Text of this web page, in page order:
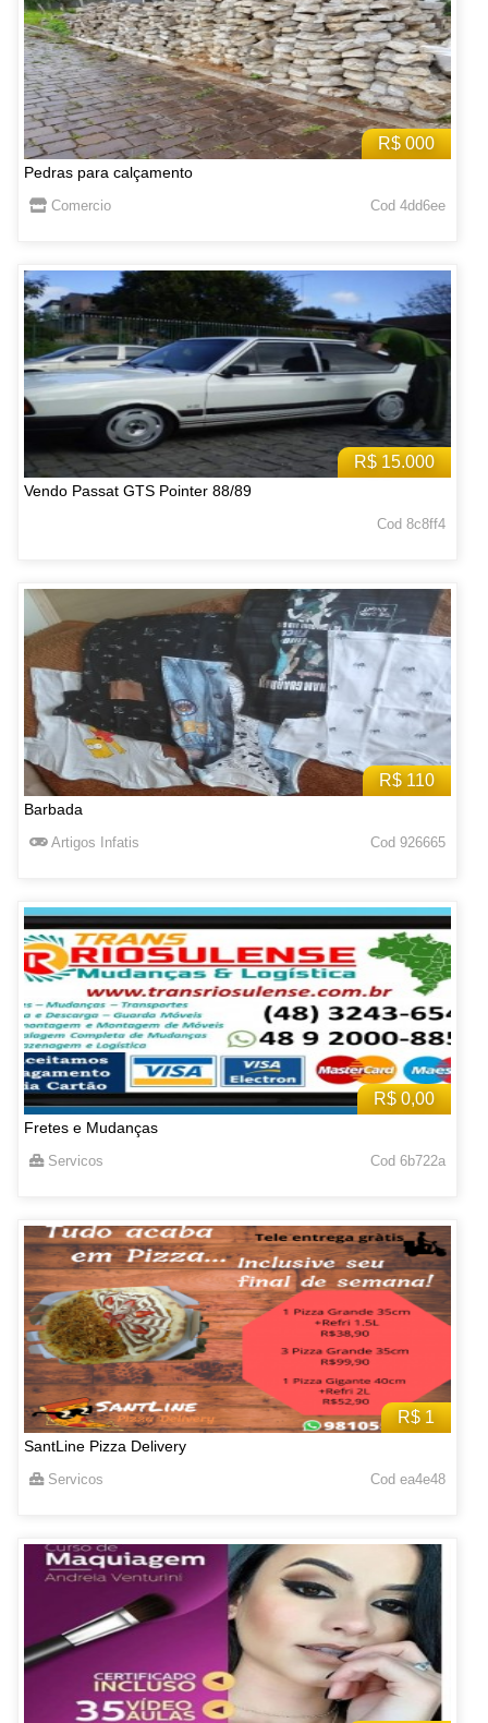
R$ 000
Pedras para calçamento
Comercio Cod 4dd6ee
R$ 15.000
Vendo Passat GTS Pointer 88/89
Cod 8c8ff4
R$ 110
Barbada
Artigos Infatis Cod 926665
R$ 0,00
Fretes e Mudanças
Servicos Cod 6b722a
R$ 1
SantLine Pizza Delivery
Servicos Cod ea4e48